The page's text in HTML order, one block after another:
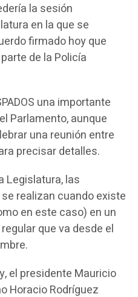
la sesión
en la que se
firmado hoy que
de la Policía
una importante
Parlamento, aunque
una reunión entre
precisar detalles.
Legislatura, las
realizan cuando existe
en este caso) en un
que va desde el
el presidente Mauricio
Horacio Rodríguez